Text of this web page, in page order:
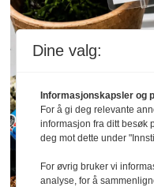
Dine valg:
Informasjonskapsler og
For å gi deg relevante
informasjon fra ditt besøk
deg mot dette under
For øvrig bruker vi
analyse, for å